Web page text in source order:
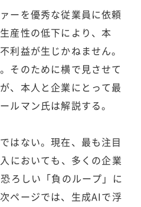
ーを優秀な従業員に依頼
産性の低下により、本
利益が生じかねません。
そのために横で見させて
、本人と企業にとって最
ルマン氏は解説する。
はない。現在、最も注目
においても、多くの企業
ろしい「負のループ」に
ページでは、生成AIで浮